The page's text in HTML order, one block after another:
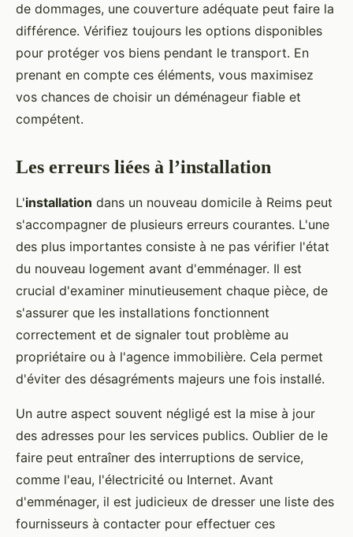
de dommages, une couverture adéquate peut faire la
différence. Vérifiez toujours les options disponibles
pour protéger vos biens pendant le transport. En
prenant en compte ces éléments, vous maximisez
vos chances de choisir un déménageur fiable et
compétent.
Les erreurs liées à l’installation
L'installation dans un nouveau domicile à Reims peut
s'accompagner de plusieurs erreurs courantes. L'une
des plus importantes consiste à ne pas vérifier l'état
du nouveau logement avant d'emménager. Il est
crucial d'examiner minutieusement chaque pièce, de
s'assurer que les installations fonctionnent
correctement et de signaler tout problème au
propriétaire ou à l'agence immobilière. Cela permet
d'éviter des désagréments majeurs une fois installé.
Un autre aspect souvent négligé est la mise à jour
des adresses pour les services publics. Oublier de le
faire peut entraîner des interruptions de service,
comme l'eau, l'électricité ou Internet. Avant
d'emménager, il est judicieux de dresser une liste des
fournisseurs à contacter pour effectuer ces